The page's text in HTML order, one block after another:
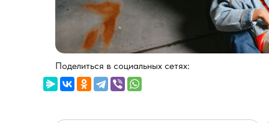
Поделиться в социальных сетях: